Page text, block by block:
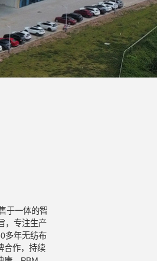
于一体的智
，专注生产
多年无纺布
合作，持续